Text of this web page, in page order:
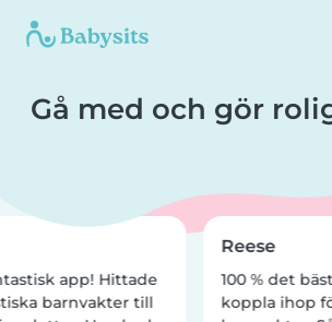
Gå med och gör
app! Hittade
barnvakter till
Reese
100 % det
koppla ihop